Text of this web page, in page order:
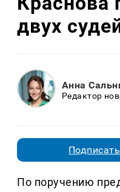
двух
Анна
Редактор
По поручению